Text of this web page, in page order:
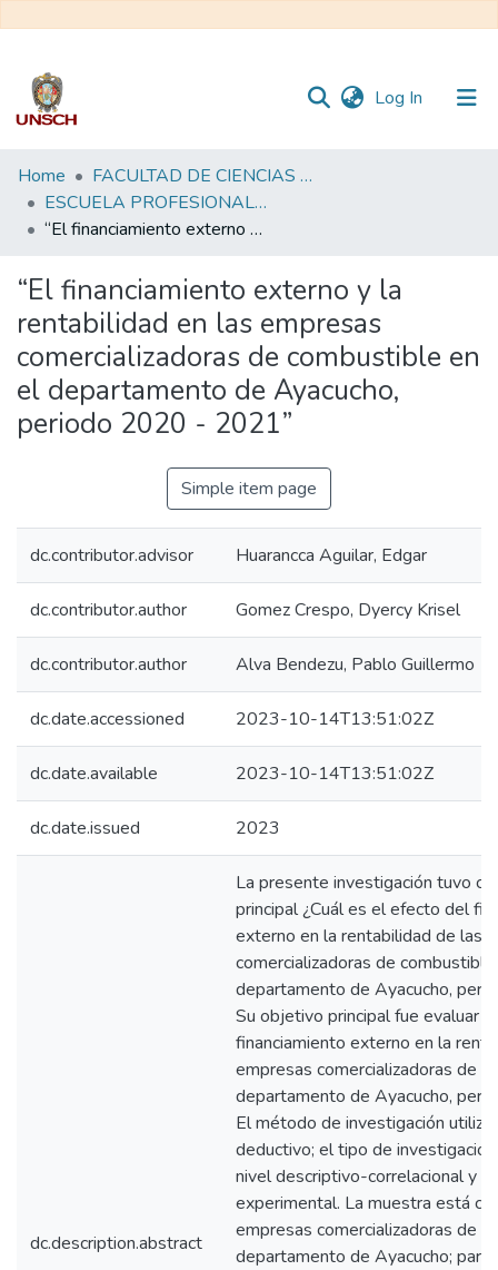
Log In (current)
Communities
&
Collections
Statistics
Home
FACULTAD DE CIENCIAS ECONÓMICAS, ADMINISTRATIVAS Y CONTABLES
ESCUELA PROFESIONAL DE CONTABILIDAD Y AUDITORÍA
“El financiamiento externo y la rentabilidad en las empresas comercializadoras de combustible en el departamento de Ayacucho, periodo 2020 - 2021”
“El financiamiento externo y la
rentabilidad en las empresas
comercializadoras de combustible en
el departamento de Ayacucho,
periodo 2020 - 2021”
Simple item page
dc.contributor.advisor Huarancca Aguilar, Edgar
dc.contributor.author Gomez Crespo, Dyercy Krisel
dc.contributor.author Alva Bendezu, Pablo Guillermo
dc.date.accessioned 2023-10-14T13:51:02Z
dc.date.available 2023-10-14T13:51:02Z
dc.date.issued 2023
dc.description.abstract
La presente investigación tuvo
principal ¿Cuál es el efecto del
externo en la rentabilidad de las
comercializadoras de
departamento de Ayacucho,
Su objetivo principal fue evaluar
financiamiento externo en la
empresas comercializadoras de
departamento de Ayacucho,
El método de investigación
deductivo; el tipo de
nivel descriptivo-correlacional y
experimental. La muestra está
empresas comercializadoras de
departamento de Ayacucho; para